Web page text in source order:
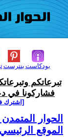
بنترست بودكاست
تبرعاتكم
فشاركونا في
[اشترك
الحوار
الموقع الرئيسي